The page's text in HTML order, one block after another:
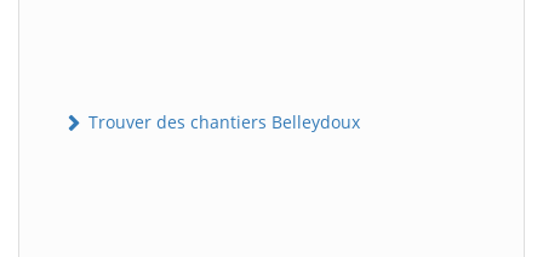
Trouver des chantiers Belleydoux